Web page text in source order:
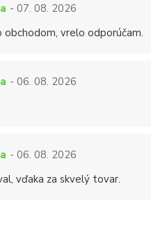
- 07. 08. 2026
vrelo odporúčam.
- 06. 08. 2026
- 06. 08. 2026
vďaka za skvelý tovar.